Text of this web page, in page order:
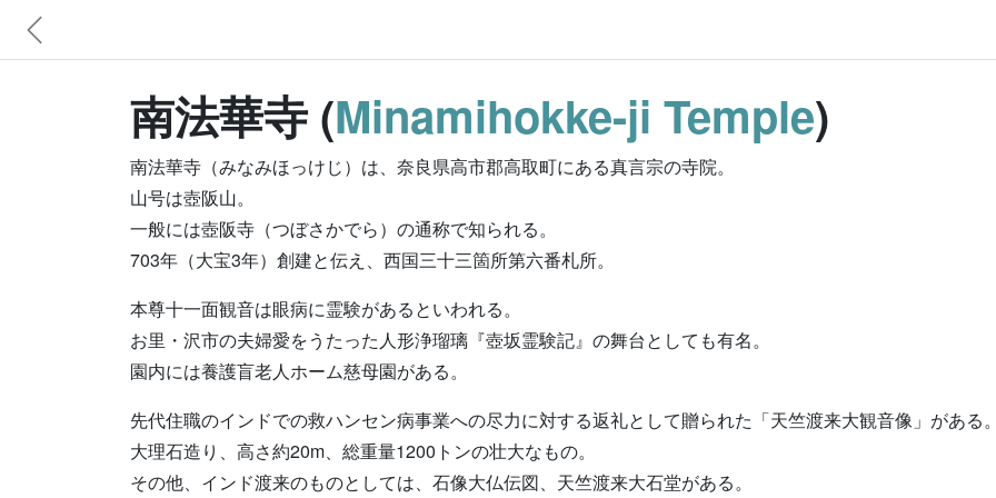
南法華寺 (Minamihokke-ji Temple)
南法華寺（みなみほっけじ）は、奈良県高市郡高取町にある真言宗の寺院。
山号は壺阪山。
一般には壺阪寺（つぼさかでら）の通称で知られる。
703年（大宝3年）創建と伝え、西国三十三箇所第六番札所。
本尊十一面観音は眼病に霊験があるといわれる。
お里・沢市の夫婦愛をうたった人形浄瑠璃『壺坂霊験記』の舞台としても有名。
園内には養護盲老人ホーム慈母園がある。
先代住職のインドでの救ハンセン病事業への尽力に対する返礼として贈られた「天竺渡来大観音像」がある
大理石造り、高さ約20m、総重量1200トンの壮大なもの。
その他、インド渡来のものとしては、石像大仏伝図、天竺渡来大石堂がある。